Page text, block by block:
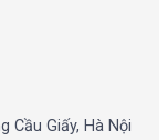
Cầu Giấy, Hà Nội